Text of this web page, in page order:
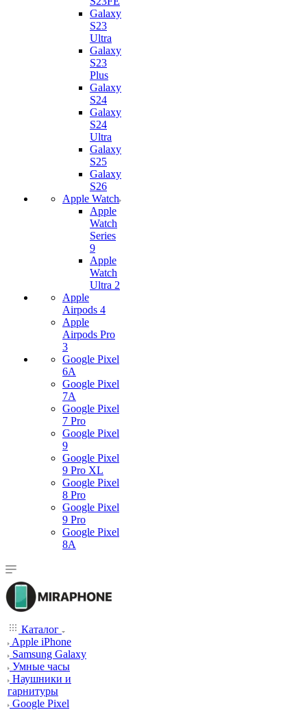
Galaxy
S23
Ultra
Galaxy
S23
Plus
Galaxy
S24
Galaxy
S24
Ultra
Galaxy
S25
Galaxy
S26
Apple Watch
Apple
Watch
Series
9
Apple
Watch
Ultra 2
Apple
Airpods 4
Apple
Airpods Pro
3
Google Pixel
6A
Google Pixel
7А
Google Pixel
7 Pro
Google Pixel
9
Google Pixel
9 Pro XL
Google Pixel
8 Pro
Google Pixel
9 Pro
Google Pixel
8A
Каталог
Apple iPhone
Samsung Galaxy
Умные часы
Наушники и
гарнитуры
Google Pixel